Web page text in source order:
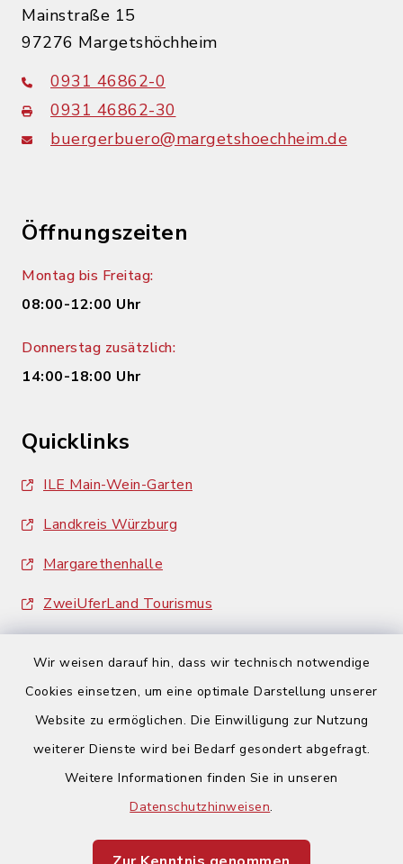
Wir weisen darauf hin, dass wir technisch notwendige
Cookies einsetzen, um eine optimale Darstellung unserer
Website zu ermöglichen. Die Einwilligung zur Nutzung
weiterer Dienste wird bei Bedarf gesondert abgefragt.
Weitere Informationen finden Sie in unseren
Datenschutzhinweisen.
Mainstraße 15
97276 Margetshöchheim
0931 46862-0
0931 46862-30
buergerbuero@margetshoechheim.de
Öffnungszeiten
Montag bis Freitag:
08:00-12:00 Uhr
Donnerstag zusätzlich:
14:00-18:00 Uhr
Quicklinks
ILE Main-Wein-Garten
Landkreis Würzburg
Margarethenhalle
ZweiUferLand Tourismus
Barrierefreiheit